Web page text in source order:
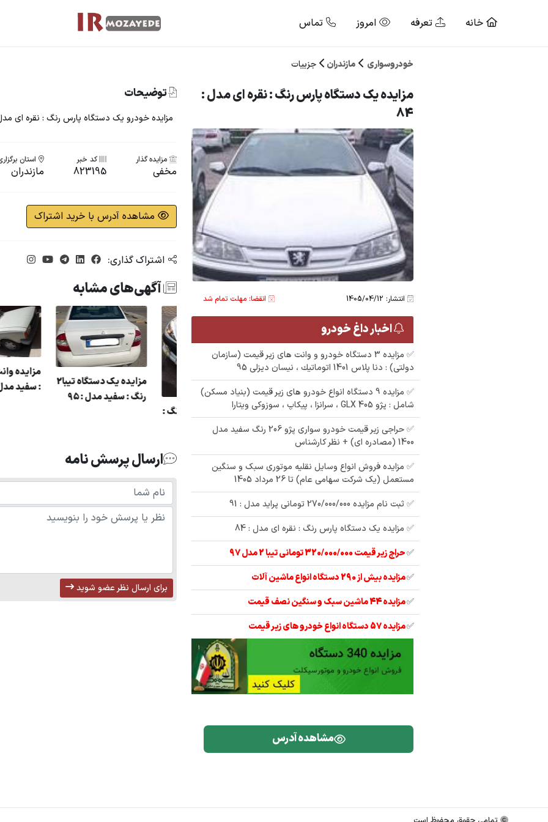
خانه تعرفه امروز تماس
خودروسواری مازندران جزییات
مزایده یک دستگاه پارس رنگ : نقره ای مدل :
84
انتشار: 1405/04/12 انقضا: مهلت تمام شد
اخبار داغ خودرو
✅ مزایده 3 دستگاه خودرو و وانت های زیر قیمت (سازمان
دولتی) : دنا پلاس 1401 اتوماتيك ، نیسان دیزلی 95
✅ مزایده 9 دستگاه انواع خودرو های زیر قیمت (بنیاد مسکن)
شامل : پژو 405 GLX ، سرانزا ، پیکاپ ، سوزوکی ویتارا
✅ حراجی زیر قیمت خودرو سواری پژو 206 رنگ سفید مدل
1400 (مصادره ای) + نظر کارشناس
✅ مزایده فروش انواع وسایل نقلیه موتوری سبک و سنگین
مستعمل (یک شرکت سهامی عام) تا 26 مرداد 1405
✅ ثبت نام مزایده 270/000/000 تومانی پراید مدل : 91
✅ مزایده یک دستگاه پارس رنگ : نقره ای مدل : 84
✅حراج زیر قیمت 320/000/000 تومانی تیبا 2 مدل 97
✅مزایده بیش از 290 دستگاه انواع ماشین آلات
✅مزایده 44 ماشین سبک و سنگین نصف قیمت
✅مزایده 57 دستگاه انواع خودرو های زیر قیمت
مشاهده آدرس
توضیحات
مزایده خودرو یک دستگاه پارس رنگ : نقره ای مدل :
مزایده گذار
مخفی
کد خبر
823195
استان
مازندران
مشاهده آدرس با خرید اشتراک
اشتراک گذاری:
آگهی‌های مشابه
مزایده 405 رنگ :
خاکستری مدل : 89 در
شهر بهشهر
مزایده دولتی ال 90
اتوماتیک رنگ : سفید
مدل : 93
ارسال پرسش نامه
برای ارسال نظر عضو شوید